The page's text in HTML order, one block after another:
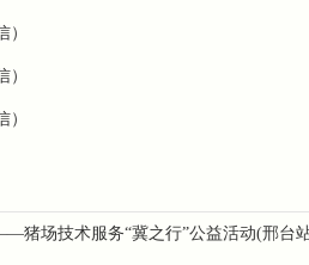
）
）
）
猪场技术服务“冀之行”公益活动(邢台